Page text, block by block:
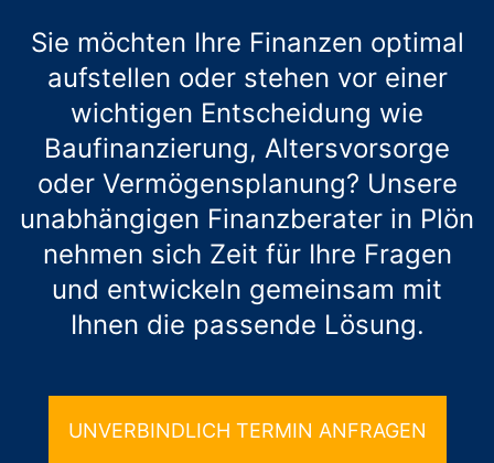
Sie möchten Ihre Finanzen optimal
aufstellen oder stehen vor einer
wichtigen Entscheidung wie
Baufinanzierung, Altersvorsorge
oder Vermögensplanung? Unsere
unabhängigen Finanzberater in Plön
nehmen sich Zeit für Ihre Fragen
und entwickeln gemeinsam mit
Ihnen die passende Lösung.
UNVERBINDLICH TERMIN ANFRAGEN